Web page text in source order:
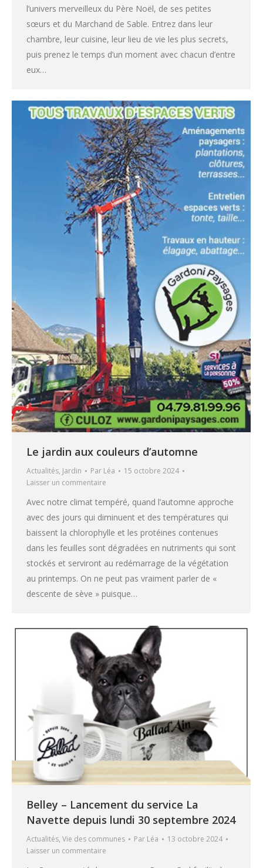
l’univers merveilleux du Père Noël, de ses petites
sœurs et du Marchand de Sable. Entrez dans leur
chambre, leur cuisine, leur lieu de vie les plus secrets,
puis prenez le temps d’un moment avec chacun d’entre
eux…
Le jardin aux couleurs d’automne
Actualités, Jardin Par Léa
15 octobre 2024
Laisser un commentaire
Avec notre climat tempéré, quand l’automne approche
avec des jours qui diminuent et des températures qui
baissent la chlorophylle et les protéines contenues
dans les feuilles sont dégradées en nutriments qui sont
stockés et serviront au redémarrage de la végétation
au printemps. On ne peut pas vraiment parler de «
descente de sève » puisque…
Belley – Lancement du service La
Navette depuis lundi 30 septembre 2024
Actualités, Vie des communes Par Léa
13 octobre 2024
Laisser un commentaire